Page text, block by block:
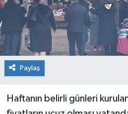
Paylaş
Haftanın belirli günleri
Röportaj
Teknoloji